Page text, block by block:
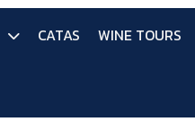
CATAS WINE TOURS